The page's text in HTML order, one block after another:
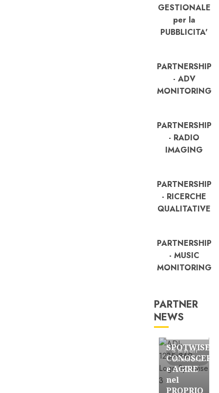
GESTIONALE
per la
PUBBLICITA'
PARTNERSHIP
- ADV
MONITORING
PARTNERSHIP
- RADIO
IMAGING
PARTNERSHIP
- RICERCHE
QUALITATIVE
PARTNERSHIP
- MUSIC
MONITORING
PARTNER
NEWS
3 minuti
di lettura
FREE
SPOTWISE:
CONOSCERE
e AGIRE
nel
PROPRIO